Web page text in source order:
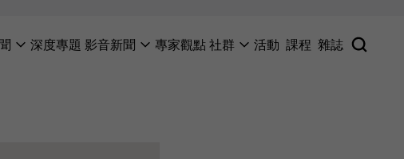
深度專題 影音新聞 專家觀點社群 活動 課程 雜誌